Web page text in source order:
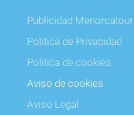
Publicidad Menorcatour
Política de Privacidad
Política de cookies
Aviso de cookies
Aviso Legal